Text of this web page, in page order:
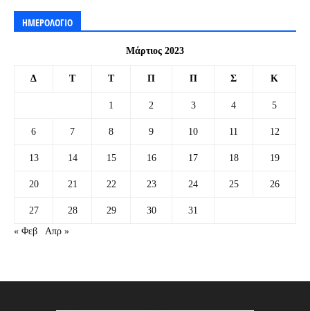
ΗΜΕΡΟΛΟΓΙΟ
Μάρτιος 2023
Δ Τ Τ Π Π Σ Κ
1 2 3 4 5
6 7 8 9 10 11 12
13 14 15 16 17 18 19
20 21 22 23 24 25 26
27 28 29 30
31
« Φεβ
Απρ »